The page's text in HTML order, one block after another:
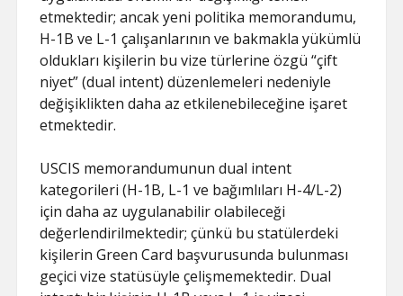
etmektedir; ancak yeni politika memorandumu,
H-1B ve L-1 çalışanlarının ve bakmakla yükümlü
oldukları kişilerin bu vize türlerine özgü “çift
niyet” (dual intent) düzenlemeleri nedeniyle
değişiklikten daha az etkilenebileceğine işaret
etmektedir.
USCIS memorandumunun dual intent
kategorileri (H-1B, L-1 ve bağımlıları H-4/L-2)
için daha az uygulanabilir olabileceği
değerlendirilmektedir; çünkü bu statülerdeki
kişilerin Green Card başvurusunda bulunması
geçici vize statüsüyle çelişmemektedir. Dual